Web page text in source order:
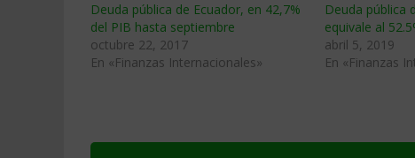
Deuda pública de Ecuador, en 42,7%
del PIB hasta septiembre
octubre 22, 2017
En «Finanzas Internacionales»
Deuda pública
equivale al
abril 5, 2019
En «Finanzas